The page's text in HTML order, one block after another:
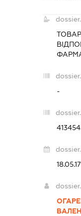
-
18.05.17